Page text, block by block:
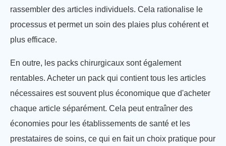
rassembler des articles individuels. Cela rationalise le
processus et permet un soin des plaies plus cohérent et
plus efficace.
En outre, les packs chirurgicaux sont également
rentables. Acheter un pack qui contient tous les articles
nécessaires est souvent plus économique que d'acheter
chaque article séparément. Cela peut entraîner des
économies pour les établissements de santé et les
prestataires de soins, ce qui en fait un choix pratique pour